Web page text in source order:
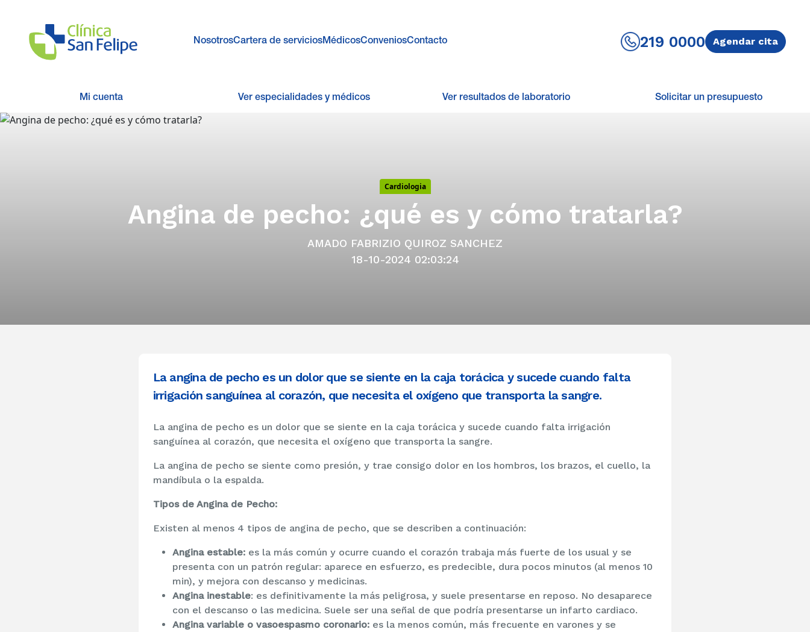
NosotrosCartera de serviciosMédicosConveniosContacto 219 0000 Agendar cita
Mi cuenta Ver especialidades y médicos Ver resultados de laboratorio Solicitar un presupuesto
Cardiologia
Angina de pecho: ¿qué es y cómo tratarla?
AMADO FABRIZIO QUIROZ SANCHEZ
18-10-2024 02:03:24
La angina de pecho es un dolor que se siente en la caja torácica y sucede cuando falta
irrigación sanguínea al corazón, que necesita el oxígeno que transporta la sangre.
La angina de pecho es un dolor que se siente en la caja torácica y sucede cuando falta irrigación
sanguínea al corazón, que necesita el oxígeno que transporta la sangre.
La angina de pecho se siente como presión, y trae consigo dolor en los hombros, los brazos, el cuello, la
mandíbula o la espalda.
Tipos de Angina de Pecho:
Existen al menos 4 tipos de angina de pecho, que se describen a continuación:
Angina estable: es la más común y ocurre cuando el corazón trabaja más fuerte de los usual y se
presenta con un patrón regular: aparece en esfuerzo, es predecible, dura pocos minutos (al menos 10
min), y mejora con descanso y medicinas.
Angina inestable: es definitivamente la más peligrosa, y suele presentarse en reposo. No desaparece
con el descanso o las medicina. Suele ser una señal de que podría presentarse un infarto cardiaco.
Angina variable o vasoespasmo coronario:es la menos común, más frecuente en varones y se